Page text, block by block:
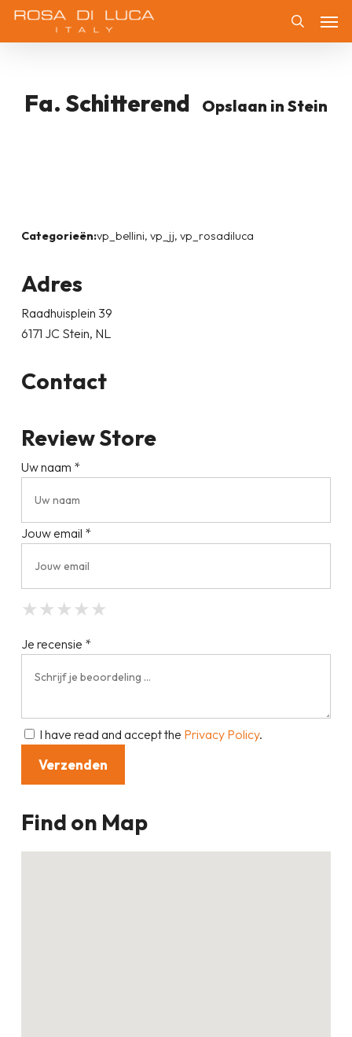
Skip
Fa. Schitterend Opslaan in Stein
Categorieën:vp_bellini, vp_jj, vp_rosadiluca
Adres
Raadhuisplein 39
6171 JC Stein, NL
Contact
Review Store
Uw naam *
Jouw email *
★
★ ★
★ ★ ★
★ ★ ★ ★
★ ★ ★ ★ ★
Je recensie *
I have read and accept the Privacy Policy.
Find on Map